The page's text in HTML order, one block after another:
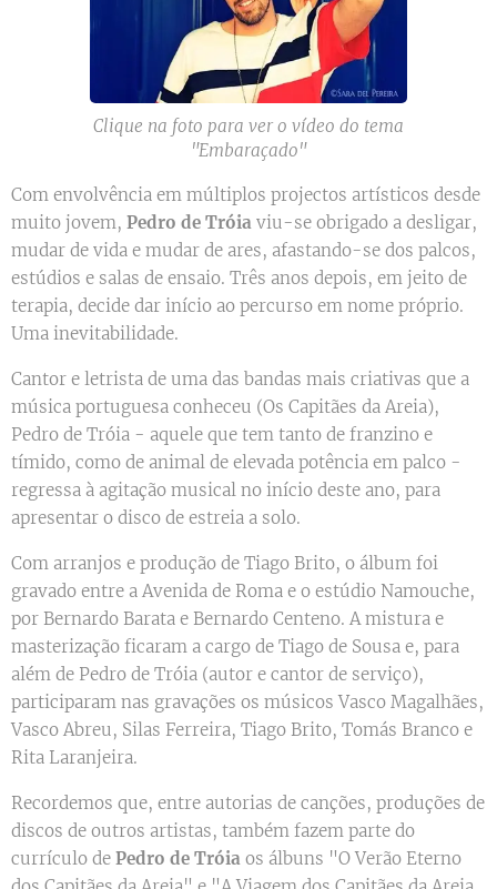
Clique na foto para ver o vídeo do tema
"Embaraçado"
Com envolvência em múltiplos projectos artísticos desde
muito jovem, Pedro de Tróia viu-se obrigado a desligar,
mudar de vida e mudar de ares, afastando-se dos palcos,
estúdios e salas de ensaio. Três anos depois, em jeito de
terapia, decide dar início ao percurso em nome próprio.
Uma inevitabilidade.
Cantor e letrista de uma das bandas mais criativas que a
música portuguesa conheceu (Os Capitães da Areia),
Pedro de Tróia - aquele que tem tanto de franzino e
tímido, como de animal de elevada potência em palco -
regressa à agitação musical no início deste ano, para
apresentar o disco de estreia a solo.
Com arranjos e produção de Tiago Brito, o álbum foi
gravado entre a Avenida de Roma e o estúdio Namouche,
por Bernardo Barata e Bernardo Centeno. A mistura e
masterização ficaram a cargo de Tiago de Sousa e, para
além de Pedro de Tróia (autor e cantor de serviço),
participaram nas gravações os músicos Vasco Magalhães,
Vasco Abreu, Silas Ferreira, Tiago Brito, Tomás Branco e
Rita Laranjeira.
Recordemos que, entre autorias de canções, produções de
discos de outros artistas, também fazem parte do
currículo de Pedro de Tróia os álbuns "O Verão Eterno